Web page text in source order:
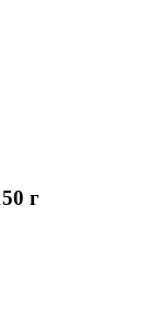
г